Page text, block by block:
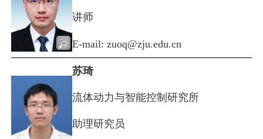
讲师
E-mail: zuoq@zju.edu.cn
苏琦
流体动力与智能控制研究所
助理研究员